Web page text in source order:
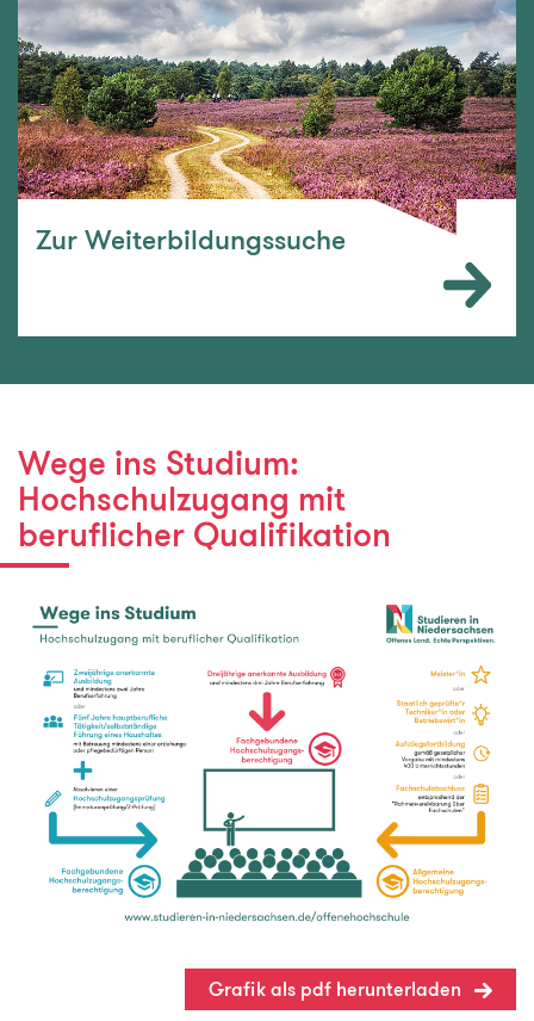
Zur Weiterbildungssuche
Wege ins Studium:
Hochschulzugang mit
beruflicher Qualifikation
Grafik als pdf herunterladen